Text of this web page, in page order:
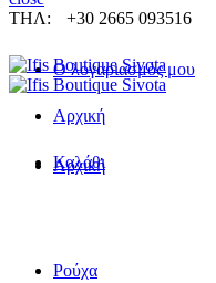
ΤΗΛ:
+30 2665 093516
Ο λογαριασμός μου
Αρχική
Καλάθι
Αρχική
Ρούχα